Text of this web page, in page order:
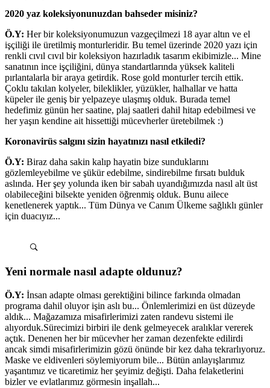
2020 yaz koleksiyonunuzdan bahseder misiniz?
Ö.Y: Her bir koleksiyonumuzun vazgeçilmezi 18 ayar altın ve el
işçiliği ile üretilmiş monturleridir. Bu temel üzerinde 2020 yazı için
renkli cıvıl cıvıl bir koleksiyon hazırladık tasarım ekibimizle... Mine
sanatının ince işçiliğini, dünya standartlarında yüksek kaliteli
pırlantalarla bir araya getirdik. Rose gold monturler tercih ettik.
Çoklu takılan kolyeler, bileklikler, yüzükler, halhallar ve hatta
küpeler ile geniş bir yelpazeye ulaşmış olduk. Burada temel
hedefimiz günün her saatine, plaj saatleri dahil hitap edebilmesi ve
her yaşın kendine ait hissettiği mücevherler üretebilmek :)
Koronavirüs salgını sizin hayatınızı nasıl etkiledi?
Ö.Y: Biraz daha sakin kalıp hayatin bize sunduklarını
gözlemleyebilme ve şükür edebilme, sindirebilme fırsatı bulduk
aslında. Her şey yolunda iken bir sabah uyandığımızda nasıl alt üst
olabileceğini bilsekte yeniden öğrenmiş olduk. Bunu ailece
kenetlenerek yaptık... Tüm Dünya ve Canım Ülkeme sağlıklı günler
için duacıyız...
Yeni normale nasıl adapte oldunuz?
Ö.Y: İnsan adapte olması gerektiğini bilince farkında olmadan
programa dahil oluyor işin aslı bu... Önlemlerimizi en üst düzeyde
aldık... Mağazamıza misafirlerimizi zaten randevu sistemi ile
alıyorduk.Sürecimizi birbiri ile denk gelmeyecek aralıklar vererek
açtık. Denenen her bir mücevher her zaman dezenfekte edilirdi
ancak simdi misafirlerimizin gözü önünde bir kez daha tekrarlıyoruz.
Maske ve eldivenleri söylemiyorum bile... Bütün anlayışlarımız
yaşantımız ve ticaretimiz her şeyimiz değişti. Daha felaketlerini
bizler ve evlatlarımız görmesin inşallah...